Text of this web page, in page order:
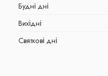
Будні дні
Вихідні
Святкові дні